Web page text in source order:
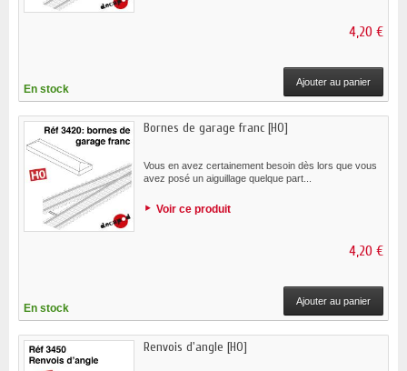
4,20 €
En stock
Ajouter au panier
Bornes de garage franc [HO]
Vous en avez certainement besoin dès lors que vous
avez posé un aiguillage quelque part...
Voir ce produit
4,20 €
En stock
Ajouter au panier
Renvois d'angle [HO]